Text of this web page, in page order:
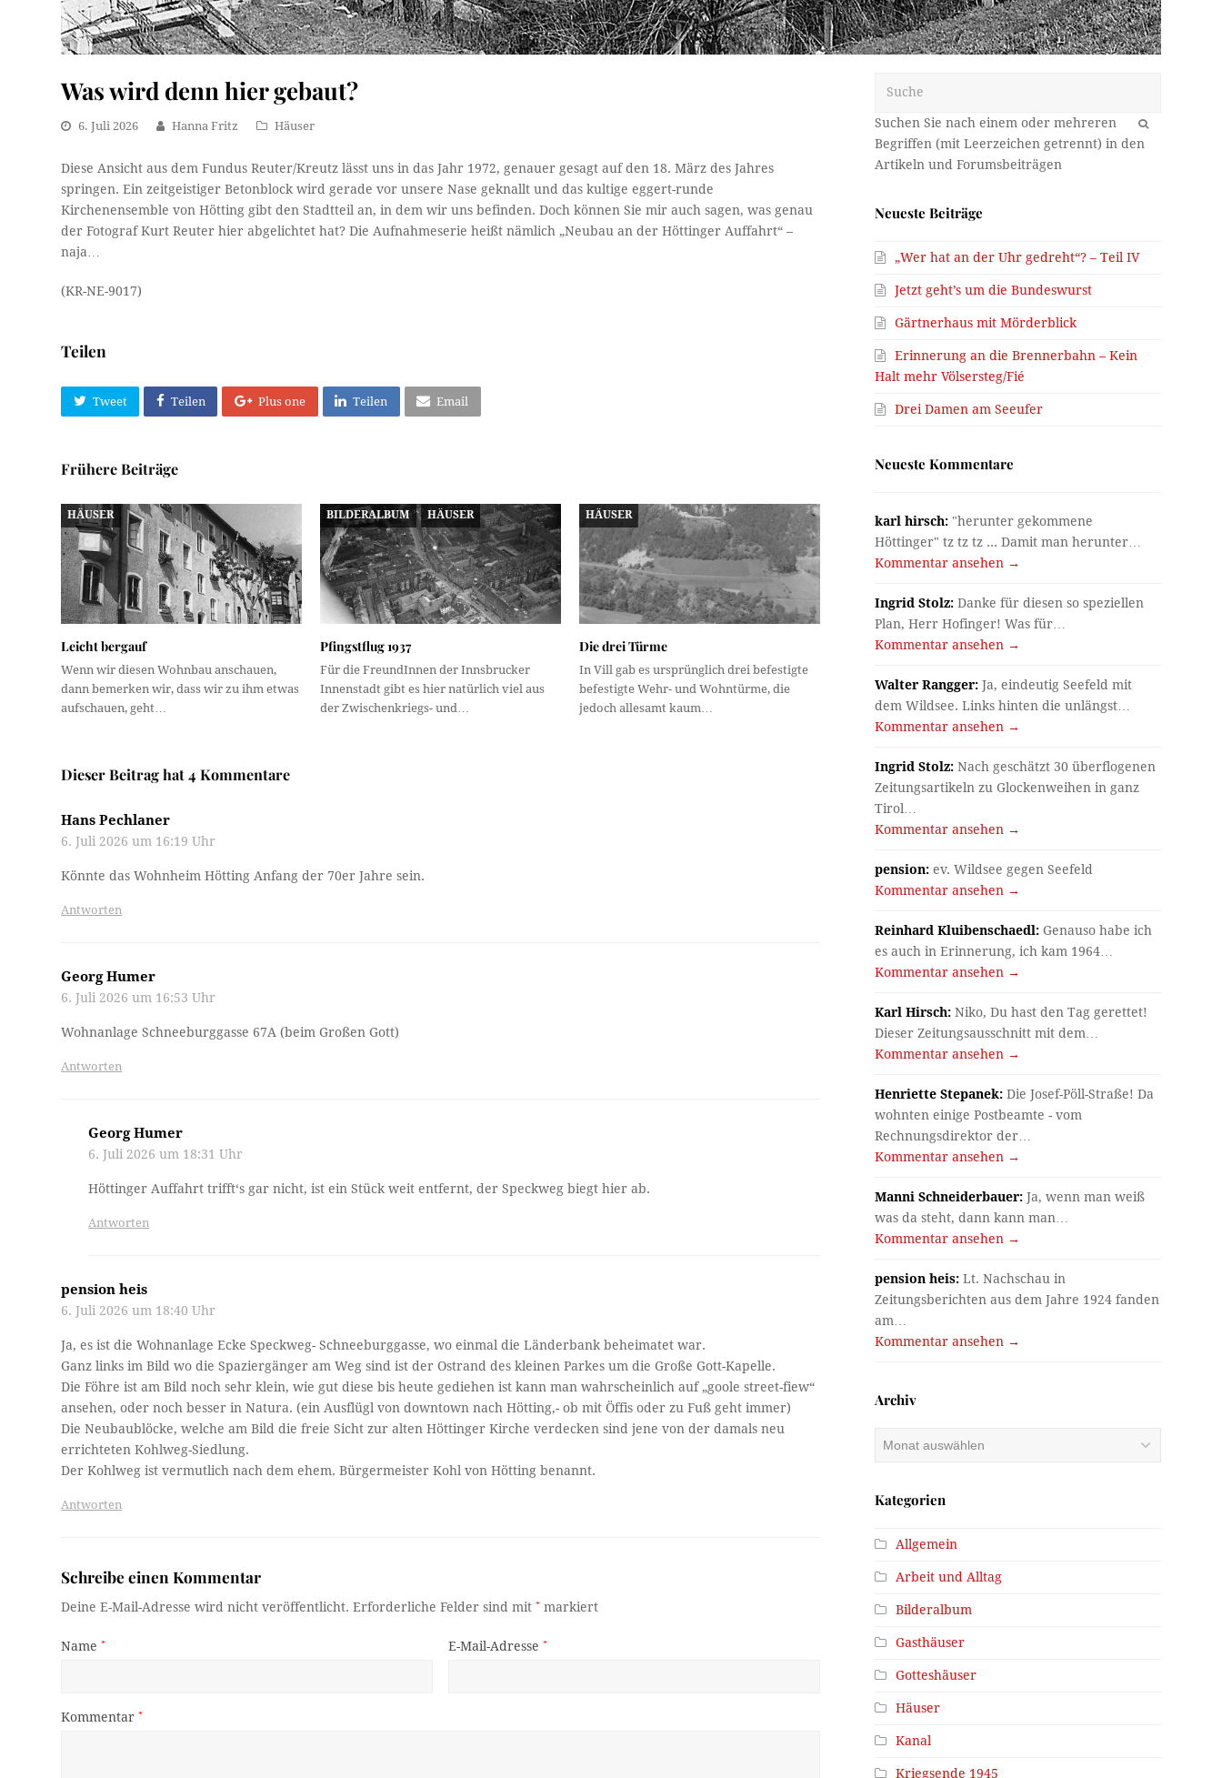
Was wird denn hier gebaut?
6. Juli 2026 Hanna Fritz Häuser
Diese Ansicht aus dem Fundus Reuter/Kreutz lässt uns in das Jahr 1972, genauer gesagt auf den 18. März des Jahres
springen. Ein zeitgeistiger Betonblock wird gerade vor unsere Nase geknallt und das kultige eggert-runde
Kirchenensemble von Hötting gibt den Stadtteil an, in dem wir uns befinden. Doch können Sie mir auch sagen, was genau
der Fotograf Kurt Reuter hier abgelichtet hat? Die Aufnahmeserie heißt nämlich „Neubau an der Höttinger Auffahrt“ –
naja…
(KR-NE-9017)
Teilen
Tweet Teilen Plus one Teilen Email
Frühere Beiträge
HÄUSER
Leicht bergauf
Wenn wir diesen Wohnbau anschauen,
dann bemerken wir, dass wir zu ihm etwas
aufschauen, geht…
BILDERALBUM HÄUSER
Pfingstflug 1937
Für die FreundInnen der Innsbrucker
Innenstadt gibt es hier natürlich viel aus
der Zwischenkriegs- und…
HÄUSER
Die drei Türme
In Vill gab es ursprünglich drei befestigte
befestigte Wehr- und Wohntürme, die
jedoch allesamt kaum…
Dieser Beitrag hat 4 Kommentare
Hans Pechlaner
6. Juli 2026 um 16:19 Uhr
Könnte das Wohnheim Hötting Anfang der 70er Jahre sein.
Antworten
Georg Humer
6. Juli 2026 um 16:53 Uhr
Wohnanlage Schneeburggasse 67A (beim Großen Gott)
Antworten
Georg Humer
6. Juli 2026 um 18:31 Uhr
Höttinger Auffahrt trifft‘s gar nicht, ist ein Stück weit entfernt, der Speckweg biegt hier ab.
Antworten
pension heis
6. Juli 2026 um 18:40 Uhr
Ja, es ist die Wohnanlage Ecke Speckweg- Schneeburggasse, wo einmal die Länderbank beheimatet war.
Ganz links im Bild wo die Spaziergänger am Weg sind ist der Ostrand des kleinen Parkes um die Große Gott-Kapelle.
Die Föhre ist am Bild noch sehr klein, wie gut diese bis heute gediehen ist kann man wahrscheinlich auf „goole street-fiew“
ansehen, oder noch besser in Natura. (ein Ausflügl von downtown nach Hötting,- ob mit Öffis oder zu Fuß geht immer)
Die Neubaublöcke, welche am Bild die freie Sicht zur alten Höttinger Kirche verdecken sind jene von der damals neu
errichteten Kohlweg-Siedlung.
Der Kohlweg ist vermutlich nach dem ehem. Bürgermeister Kohl von Hötting benannt.
Antworten
Schreibe einen Kommentar
Deine E-Mail-Adresse wird nicht veröffentlicht. Erforderliche Felder sind mit* markiert
Name* E-Mail-Adresse *
Kommentar*
OK
Neueste Beiträge
„Wer hat an der Uhr gedreht“? – Teil IV
Jetzt geht’s um die Bundeswurst
Gärtnerhaus mit Mörderblick
Erinnerung an die Brennerbahn – Kein
Halt mehr Völsersteg/Fié
Drei Damen am Seeufer
Neueste Kommentare
karl hirsch: "herunter gekommene
Höttinger" tz tz tz ... Damit man herunter…
Kommentar ansehen →
Ingrid Stolz: Danke für diesen so speziellen
Plan, Herr Hofinger! Was für…
Kommentar ansehen →
Walter Rangger: Ja, eindeutig Seefeld mit
dem Wildsee. Links hinten die unlängst…
Kommentar ansehen →
Ingrid Stolz: Nach geschätzt 30 überflogenen
Zeitungsartikeln zu Glockenweihen in ganz
Tirol…
Kommentar ansehen →
pension: ev. Wildsee gegen Seefeld
Kommentar ansehen →
Reinhard Kluibenschaedl: Genauso habe ich
es auch in Erinnerung, ich kam 1964…
Kommentar ansehen →
Karl Hirsch: Niko, Du hast den Tag gerettet!
Dieser Zeitungsausschnitt mit dem…
Kommentar ansehen →
Henriette Stepanek: Die Josef-Pöll-Straße! Da
wohnten einige Postbeamte - vom
Rechnungsdirektor der…
Kommentar ansehen →
Manni Schneiderbauer: Ja, wenn man weiß
was da steht, dann kann man…
Kommentar ansehen →
pension heis: Lt. Nachschau in
Zeitungsberichten aus dem Jahre 1924 fanden
am…
Kommentar ansehen →
Archiv
Kategorien
Allgemein
Arbeit und Alltag
Bilderalbum
Gasthäuser
Gotteshäuser
Häuser
Kanal
Kriegsende 1945